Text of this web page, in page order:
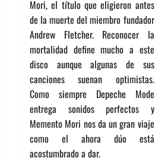
Mori, el título que eligieron antes
de la muerte del miembro fundador
Andrew Fletcher. Reconocer la
mortalidad define mucho a este
disco aunque algunas de sus
canciones suenan optimistas.
Como siempre Depeche Mode
entrega sonidos perfectos y
Memento Mori nos da un gran viaje
como el ahora dúo está
acostumbrado a dar.